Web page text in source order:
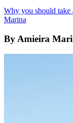
Why you should take
Marina
By Amieira